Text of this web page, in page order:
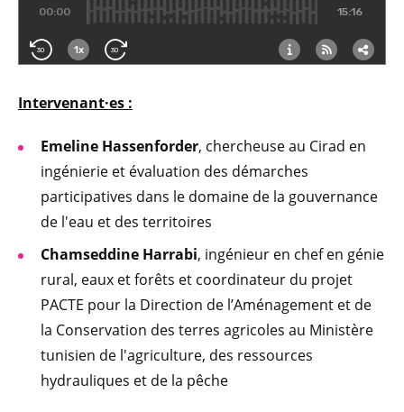
Intervenant·es :
Emeline Hassenforder, chercheuse au Cirad en
ingénierie et évaluation des démarches
participatives dans le domaine de la gouvernance
de l'eau et des territoires
Chamseddine Harrabi, ingénieur en chef en génie
rural, eaux et forêts et coordinateur du projet
PACTE pour la Direction de l’Aménagement et de
la Conservation des terres agricoles au Ministère
tunisien de l'agriculture, des ressources
hydrauliques et de la pêche